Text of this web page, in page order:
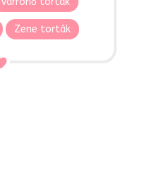
Zene torták